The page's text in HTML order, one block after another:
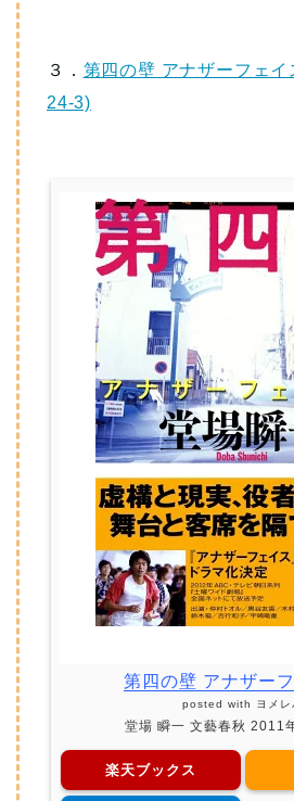
３． 第四の壁 アナザーフェ
24-3)
第四の壁 アナザー
posted with ヨメレ
堂場 瞬一 文藝春秋 2011
楽天ブックス